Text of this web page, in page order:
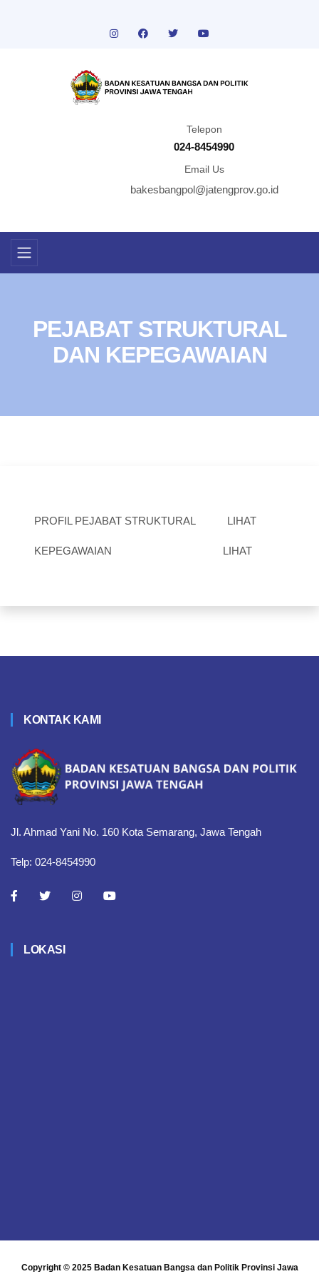
Telepon
024-8454990
Email Us
bakesbangpol@jatengprov.go.id
PEJABAT STRUKTURAL
DAN KEPEGAWAIAN
PROFIL PEJABAT STRUKTURAL LIHAT
KEPEGAWAIAN LIHAT
KONTAK KAMI
Jl. Ahmad Yani No. 160 Kota Semarang, Jawa Tengah
Telp: 024-8454990
LOKASI
Copyright © 2025 Badan Kesatuan Bangsa dan Politik Provinsi Jawa